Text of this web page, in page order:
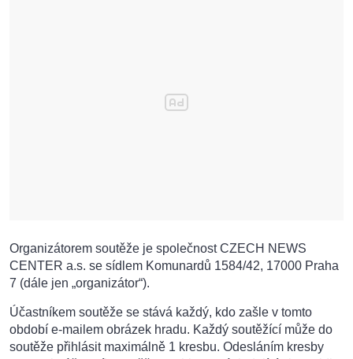
Organizátorem soutěže je společnost CZECH NEWS
CENTER a.s. se sídlem Komunardů 1584/42, 17000 Praha
7 (dále jen „organizátor“).
Účastníkem soutěže se stává každý, kdo zašle v tomto
období e-mailem obrázek hradu. Každý soutěžící může do
soutěže přihlásit maximálně 1 kresbu. Odesláním kresby